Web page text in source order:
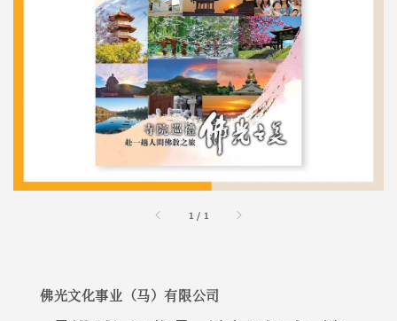
1 / 1
佛光文化事业（马）有限公司